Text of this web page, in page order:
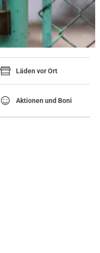
Läden vor Ort
Aktionen und Boni